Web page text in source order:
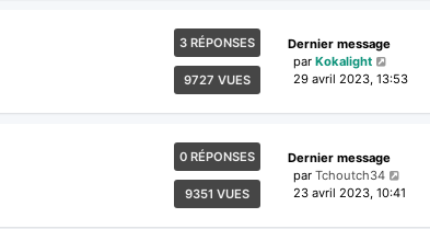
3 RÉPONSES
9727 VUES
Dernier message
par Kokalight
29 avril 2023, 13:53
0 RÉPONSES
9351 VUES
Dernier message
par Tchoutch34
23 avril 2023, 10:41